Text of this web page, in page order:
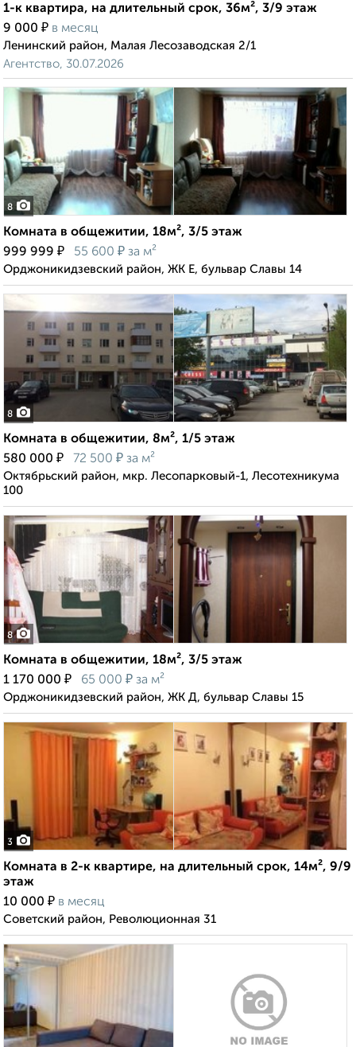
1-к квартира, на длительный срок, 36м², 3/9 этаж
9 000 ₽ в месяц
Ленинский район, Малая Лесозаводская 2/1
Агентство, 30.07.2026
8
Комната в общежитии, 18м², 3/5 этаж
999 999 ₽ 55 600 ₽ за м²
Орджоникидзевский район, ЖК Е, бульвар Славы 14
8
Комната в общежитии, 8м², 1/5 этаж
580 000 ₽ 72 500 ₽ за м²
Октябрьский район, мкр. Лесопарковый-1, Лесотехникума
100
8
Комната в общежитии, 18м², 3/5 этаж
1 170 000 ₽ 65 000 ₽ за м²
Орджоникидзевский район, ЖК Д, бульвар Славы 15
3
Комната в 2-к квартире, на длительный срок, 14м², 9/9
этаж
10 000 ₽ в месяц
Советский район, Революционная 31